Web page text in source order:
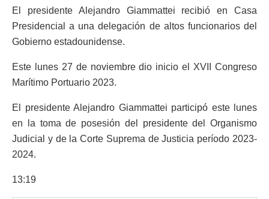
El presidente Alejandro Giammattei recibió en Casa
Presidencial a una delegación de altos funcionarios del
Gobierno estadounidense.
Este lunes 27 de noviembre dio inicio el XVII Congreso
Marítimo Portuario 2023.
El presidente Alejandro Giammattei participó este lunes
en la toma de posesión del presidente del Organismo
Judicial y de la Corte Suprema de Justicia período 2023-
2024.
13:19